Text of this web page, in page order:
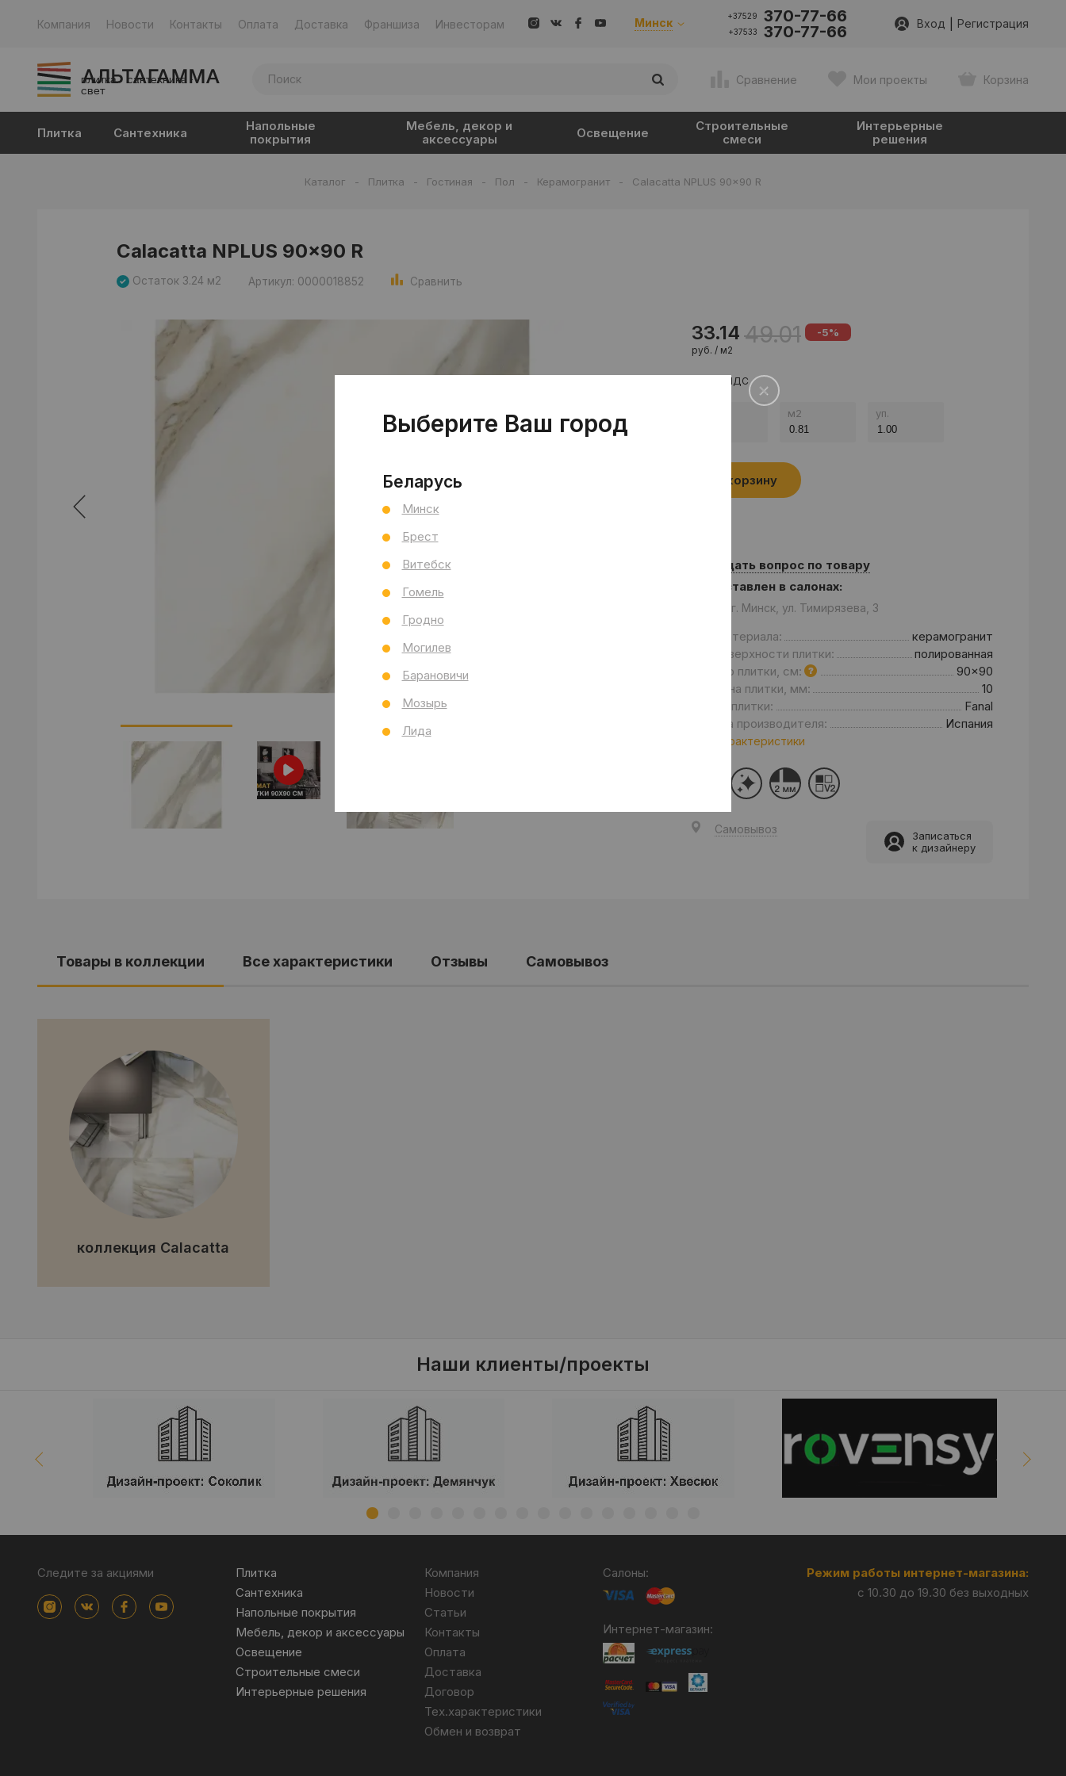
Компания Новости Контакты Оплата Доставка Франшиза Инвесторам Минск +37529 370-77-66
+37533 370-77-66 Вход Регистрация
плитка · сантехника ·
свет
Сравнение Мои проекты Корзина
Плитка Сантехника
Напольные
покрытия
Мебель, декор и
аксессуары
Освещение
Строительные
смеси
Интерьерные
решения
Каталог - Плитка - Гостиная - Пол - Керамогранит - Calacatta NPLUS 90x90 R
Calacatta NPLUS 90x90 R
Остаток 3.24 м2 Артикул: 0000018852 Сравнить
33.14
руб. / м2
49.01 -5%
Цена с НДС
м2 уп.
В корзину
Задать вопрос по товару
Представлен в салонах:
Салон: г. Минск, ул. Тимирязева, 3
Вид материала:
керамогранит
Тип поверхности плитки:
полированная
Размер плитки, см:
90x90
Толщина плитки, мм:
10
Бренд плитки:
Fanal
Страна производителя:
Испания
Все характеристики
Самовывоз
Записаться
к дизайнеру
Товары в коллекции
коллекция Calacatta
Все характеристики Отзывы Самовывоз
Наши клиенты/проекты
Следите за акциями
Плитка
Сантехника
Напольные покрытия
Мебель, декор и аксессуары
Освещение
Строительные смеси
Интерьерные решения
Компания
Новости
Статьи
Контакты
Оплата
Доставка
Договор
Тех.характеристики
Обмен и возврат
Салоны:
Интернет-магазин:
Режим работы интернет-магазина:
с 10.30 до 19.30 без выходных
Выберите Ваш город
Беларусь
Минск
Брест
Витебск
Гомель
Гродно
Могилев
Барановичи
Мозырь
Лида